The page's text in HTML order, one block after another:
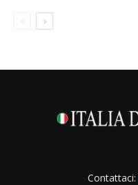
Contattaci: